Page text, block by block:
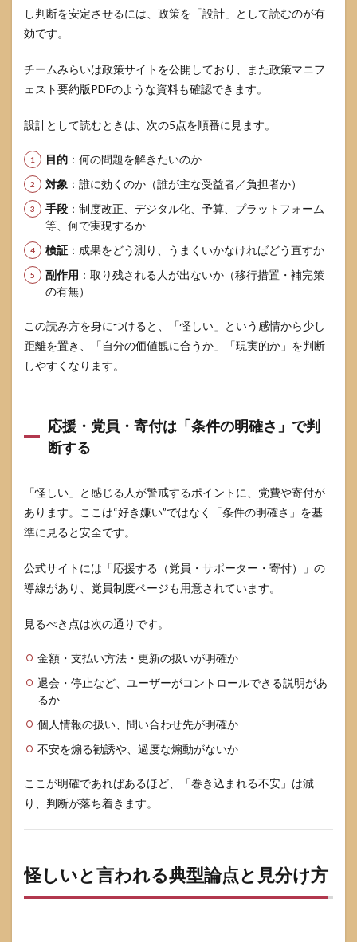
者医
療・
社会
料の
議論
は
の負
変わ
る
か」
で見
る
6.2
ノロ
ジー
は
「便
利
さ」
能
性」
をセ
る
7
それ
「怪
し
い」
じる
論の
出し
方
7.1
今す
ぐ結
出さ
なく
てい
ーマ
よい
7.2
し判断を安定させるには、政策を「設計」として読むのが有
効です。
チームみらいは政策サイトを公開しており、また政策マニフ
ェスト要約版PDFのような資料も確認できます。
設計として読むときは、次の5点を順番に見ます。
目的 ：何の問題を解きたいのか
対象 ：誰に効くのか（誰が主な受益者／負担者か）
手段 ：制度改正、デジタル化、予算、プラットフォーム
等、何で実現するか
検証 ：成果をどう測り、うまくいかなければどう直すか
副作用 ：取り残される人が出ないか（移行措置・補完策
の有無）
この読み方を身につけると、「怪しい」という感情から少し
距離を置き、「自分の価値観に合うか」「現実的か」を判断
しやすくなります。
応援・党員・寄付は「条件の明確さ」で判
断する
「怪しい」と感じる人が警戒するポイントに、党費や寄付が
あります。ここは“好き嫌い”ではなく「条件の明確さ」を基
準に見ると安全です。
公式サイトには「応援する（党員・サポーター・寄付）」の
導線があり、党員制度ページも用意されています。
見るべき点は次の通りです。
金額・支払い方法・更新の扱いが明確か
退会・停止など、ユーザーがコントロールできる説明があ
るか
個人情報の扱い、問い合わせ先が明確か
不安を煽る勧誘や、過度な煽動がないか
ここが明確であればあるほど、「巻き込まれる不安」は減
り、判断が落ち着きます。
怪しいと言われる典型論点と見分け方